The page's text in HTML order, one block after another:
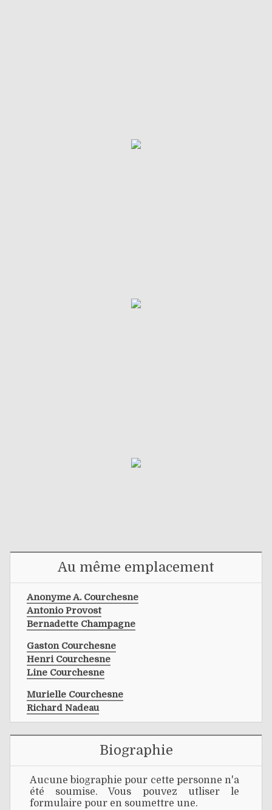
Au même emplacement
Anonyme A. Courchesne
Antonio Provost
Bernadette Champagne
Gaston Courchesne
Henri Courchesne
Line Courchesne
Murielle Courchesne
Richard Nadeau
Biographie
Aucune biographie pour cette personne n'a
été soumise. Vous pouvez utliser le
formulaire pour en soumettre une.